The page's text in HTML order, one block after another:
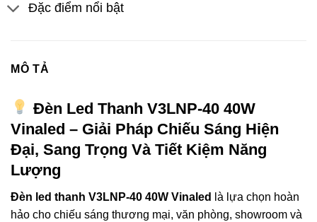
Đặc điểm nổi bật
MÔ TẢ
Đèn Led Thanh V3LNP-40 40W
Vinaled – Giải Pháp Chiếu Sáng Hiện
Đại, Sang Trọng Và Tiết Kiệm Năng
Lượng
Đèn led thanh V3LNP-40 40W Vinaled
là lựa chọn hoàn
hảo cho chiếu sáng thương mại, văn phòng, showroom và